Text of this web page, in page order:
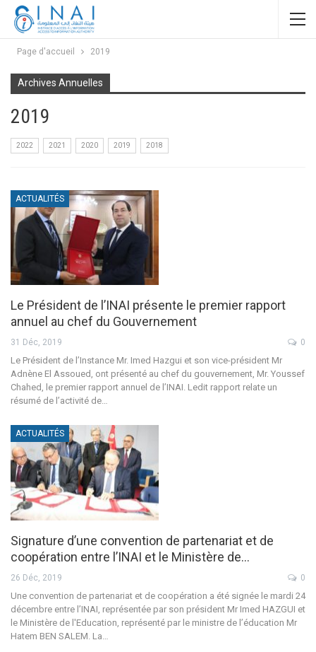
Page d'accueil 2019
Archives Annuelles
2019
2022 2021 2020 2019 2018
ACTUALITÉS
Le Président de l’INAI présente le premier rapport
annuel au chef du Gouvernement
31 Déc, 2019 0
Le Président de l’Instance Mr. Imed Hazgui et son vice-président Mr
Adnène El Assoued, ont présenté au chef du gouvernement, Mr. Youssef
Chahed, le premier rapport annuel de l’INAI. Ledit rapport relate un
résumé de l’activité de…
ACTUALITÉS
Signature d’une convention de partenariat et de
coopération entre l’INAI et le Ministère de…
26 Déc, 2019 0
Une convention de partenariat et de coopération a été signée le mardi 24
décembre entre l’INAI, représentée par son président Mr Imed HAZGUI et
le Ministère de l'Education, représenté par le ministre de l’éducation Mr
Hatem BEN SALEM. La…